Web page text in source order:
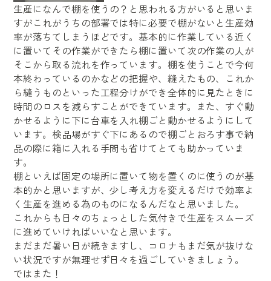
生産になんで棚を使うの？と思われる方がいると思いま
すがこれがうちの部署では特に必要で棚がないと生産効
率が落ちてしまうほどです。基本的に作業している近く
に置いてその作業ができたら棚に置いて次の作業の人が
そこから取る流れを作っています。棚を使うことで今何
本終わっているのかなどの把握や、縫えたもの、これか
ら縫うものといった工程分けができ全体的に見たときに
時間のロスを減らすことができています。また、すぐ動
かせるように下に台車を入れ棚ごと動かせるようにして
います。検品場がすぐ下にあるので棚ごとおろす事で納
品の際に箱に入れる手間も省けてとても助かっていま
す。
棚といえば固定の場所に置いて物を置くのに使うのが基
本的かと思いますが、少し考え方を変えるだけで効率よ
く生産を進める為のものになるんだなと思いました。
これからも日々のちょっとした気付きで生産をスムーズ
に進めていければいいなと思います。
まだまだ暑い日が続きますし、コロナもまだ気が抜けな
い状況ですが無理せず日々を過ごしていきましょう。
ではまた！